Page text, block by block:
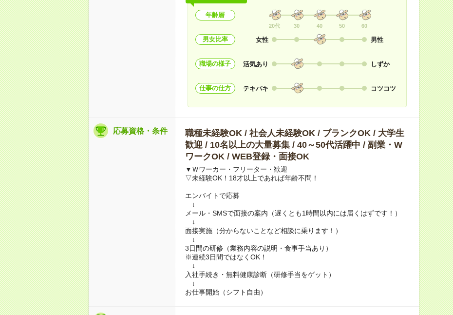
年齢層
20代 30 40 50 60
男女比率 女性 男性
職場の様子 活気あり しずか
仕事の仕方 テキパキ コツコツ
応募資格・条件
職種未経験OK / 社会人未経験OK / ブランクOK / 大学生
歓迎 / 10名以上の大量募集 / 40～50代活躍中 / 副業・W
ワークOK / WEB登録・面接OK
▼Ｗワーカー・フリーター・歓迎
▽未経験OK！18才以上であれば年齢不問！
エンバイトで応募
↓
メール・SMSで面接の案内（遅くとも1時間以内には届くはずです！）
↓
面接実施（分からないことなど相談に乗ります！）
↓
3日間の研修（業務内容の説明・食事手当あり）
※連続3日間ではなくOK！
↓
入社手続き・無料健康診断（研修手当をゲット）
↓
お仕事開始（シフト自由）